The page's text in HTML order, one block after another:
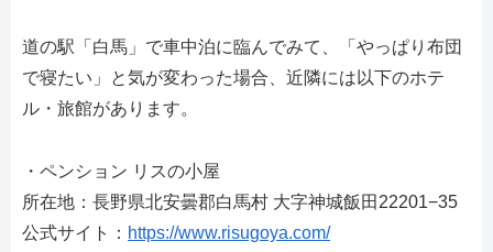
道の駅「白馬」で車中泊に臨んでみて、「やっぱり布団
で寝たい」と気が変わった場合、近隣には以下のホテ
ル・旅館があります。
・ペンション リスの小屋
所在地：長野県北安曇郡白馬村 大字神城飯田22201−35
公式サイト： https://www.risugoya.com/